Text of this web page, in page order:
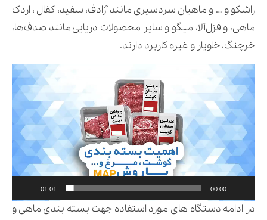
راشکو و … و ماهیان سردسیری مانند آزادف، سفید، کفال ، اردک
ماهی، و قزل‌آلا، میگو و سایر محصولات دریایی مانند صدف‌ها،
خرچنگ، خاویار و غیره کاربرد دارند.
نمایشگر
ویدیو
00:00
01:01
در ادامه دستگاه های مورد استفاده جهت بسته بندی ماهی و